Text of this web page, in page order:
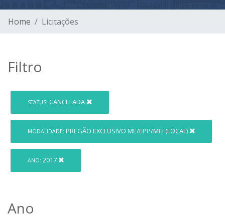
Home Licitações
Filtro
STATUS: CANCELADA
MODALIDADE: PREGÃO EXCLUSIVO ME/EPP/MEI (LOCAL)
ANO: 2017
Ano